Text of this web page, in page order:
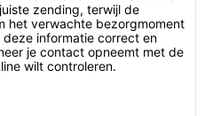
zending, terwijl de
het verwachte bezorgmoment
informatie correct en
je contact opneemt met de
wilt controleren.